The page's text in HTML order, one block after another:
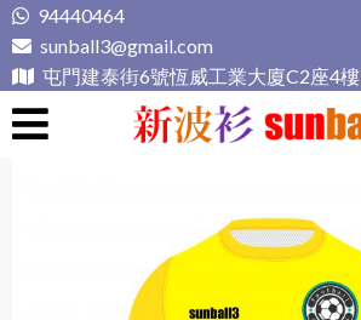
Skip
to
content
94440464
sunball3@gmail.com
屯門建泰街6號恆威工業大廈C2座4